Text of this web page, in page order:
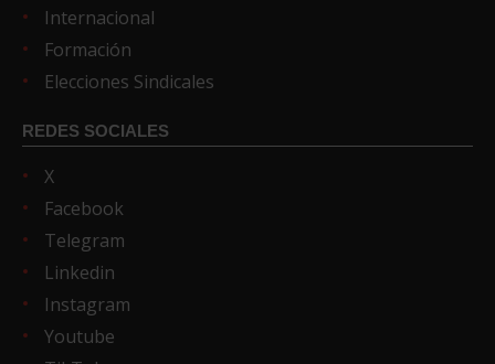
Internacional
Formación
Elecciones Sindicales
REDES SOCIALES
X
Facebook
Telegram
Linkedin
Instagram
Youtube